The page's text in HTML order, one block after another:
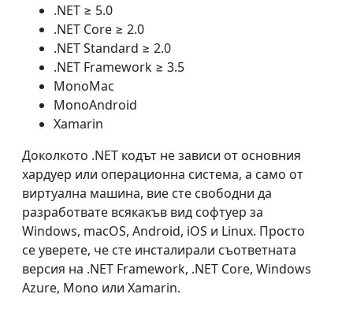
.NET ≥ 5.0
.NET Core ≥ 2.0
.NET Standard ≥ 2.0
.NET Framework ≥ 3.5
MonoMac
MonoAndroid
Xamarin
Доколкото .NET кодът не зависи от основния
хардуер или операционна система, а само от
виртуална машина, вие сте свободни да
разработвате всякакъв вид софтуер за
Windows, macOS, Android, iOS и Linux. Просто
се уверете, че сте инсталирали съответната
версия на .NET Framework, .NET Core, Windows
Azure, Mono или Xamarin.